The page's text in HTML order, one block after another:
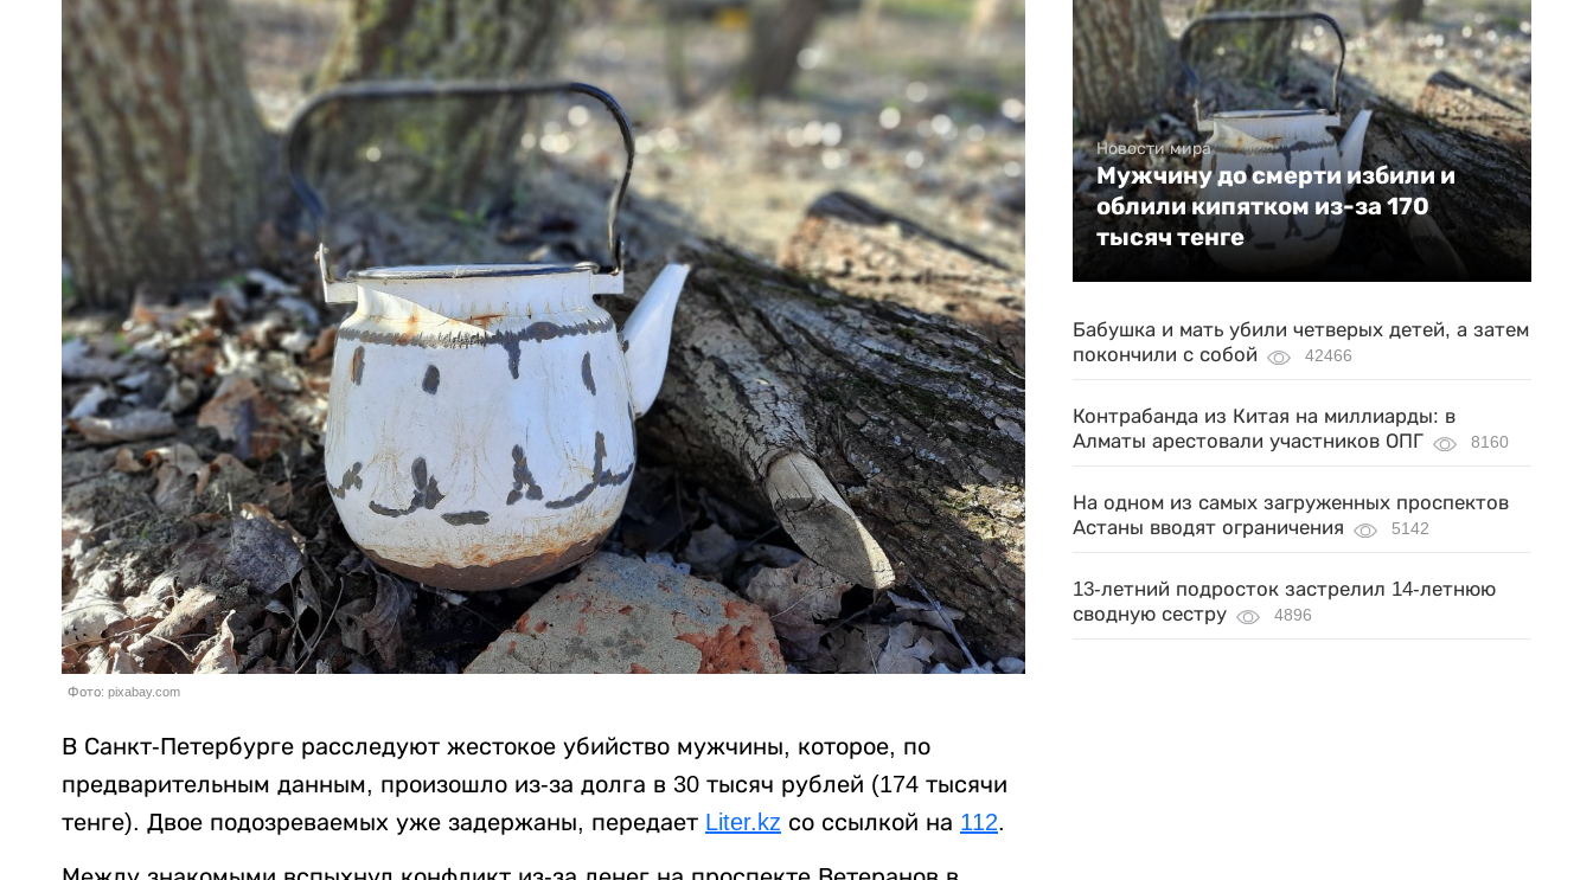
Фото: pixabay.com
В Санкт-Петербурге расследуют жестокое убийство мужчины, которое, по
предварительным данным, произошло из-за долга в 30 тысяч рублей (174 тысячи
тенге). Двое подозреваемых уже задержаны, передает Liter.kz со ссылкой на 112.
Новости мира
Мужчину до смерти избили и
облили кипятком из-за 170
тысяч тенге
Бабушка и мать убили четверых детей, а затем
покончили с собой
42466
Контрабанда из Китая на миллиарды: в
Алматы арестовали участников ОПГ
8160
На одном из самых загруженных проспектов
Астаны вводят ограничения
5142
13-летний подросток застрелил 14-летнюю
сводную сестру
4896